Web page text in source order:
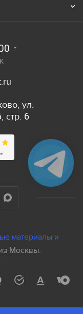
ул.
стр. 6
материалы и
Москвы.